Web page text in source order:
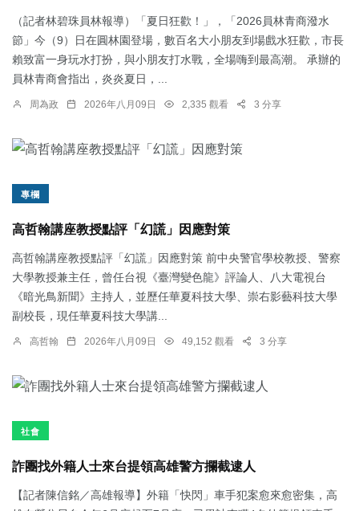
（記者林碧珠員林報導）「夏日狂歡！」，「2026員林青商潑水
節」今（9）日在圓林園登場，數百名大小朋友到場戲水狂歡，市長
賴致富一身玩水打扮，與小朋友打水戰，全場嗨到最高潮。 承辦的
員林青商會指出，炎炎夏日，...
周為政 2026年八月09日 2,335 觀看 3 分享
專欄
高哲翰講座教授點評「幻謊」因應對策
高哲翰講座教授點評「幻謊」因應對策 前中央警官學校教授、警察
大學教授兼主任，曾任台視《臺灣變色龍》評論人、八大電視台
《暗光鳥新聞》主持人，並歷任華夏科技大學、崇右影藝科技大學
副校長，現任華夏科技大學講...
高哲翰 2026年八月09日 49,152 觀看 3 分享
社會
詐團找外籍人士來台提領高雄警方攔截逮人
【記者陳信銘／高雄報導】外籍「快閃」車手犯案愈來愈密集，高